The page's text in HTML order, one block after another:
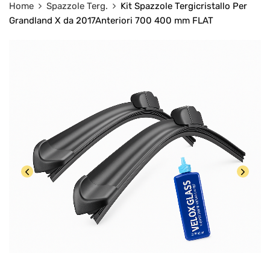
Home Spazzole Terg.
Kit Spazzole Tergicristallo Per
Grandland X da 2017Anteriori 700 400 mm FLAT